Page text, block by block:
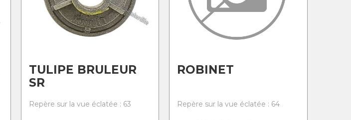
TULIPE BRULEUR
SR
Repère sur la vue éclatée : 63
ROBINET
Repère sur la vue éclatée : 64